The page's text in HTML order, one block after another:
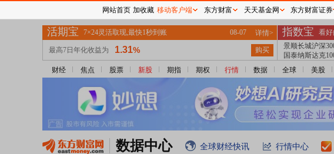
财经 焦点 股票 新股 期指 期权 行情 数据 全球 美股
数据中心 全球财经快讯 行情中心
网站首页 加收藏 移动客户端 东方财富 天天基金网 东方财富证券